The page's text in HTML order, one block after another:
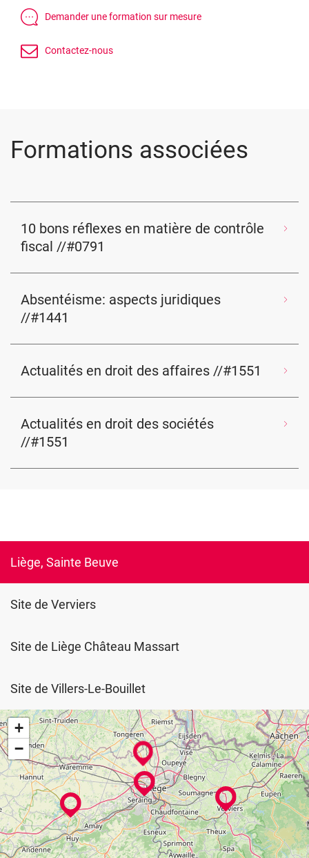
Formations associées
10 bons réflexes en matière de contrôle
fiscal //#0791
Absentéisme: aspects juridiques
//#1441
Actualités en droit des affaires //#1551
Actualités en droit des sociétés
//#1551
+
−
Liège, Sainte Beuve
Site de Verviers
Site de Liège Château Massart
Site de Villers-Le-Bouillet